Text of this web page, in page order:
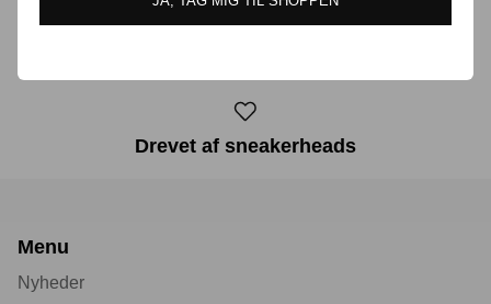
Drevet af sneakerheads
Menu
Nyheder